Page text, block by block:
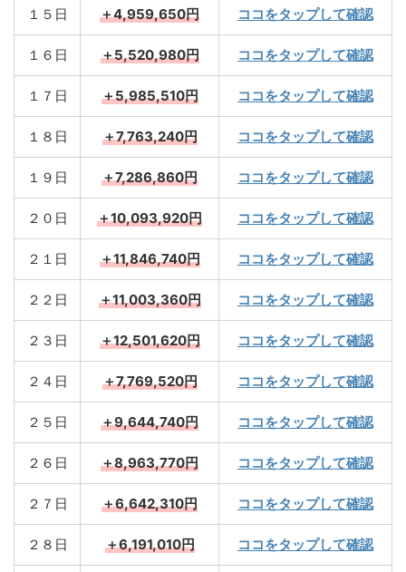
１５日 ＋4,959,650円 ココをタップして確認
１６日 ＋5,520,980円 ココをタップして確認
１７日 ＋5,985,510円 ココをタップして確認
１８日 ＋7,763,240円 ココをタップして確認
１９日 ＋7,286,860円 ココをタップして確認
２０日 ＋10,093,920円 ココをタップして確認
２１日 ＋11,846,740円 ココをタップして確認
２２日 ＋11,003,360円 ココをタップして確認
２３日 ＋12,501,620円 ココをタップして確認
２４日 ＋7,769,520円 ココをタップして確認
２５日 ＋9,644,740円 ココをタップして確認
２６日 ＋8,963,770円 ココをタップして確認
２７日 ＋6,642,310円 ココをタップして確認
２８日 ＋6,191,010円 ココをタップして確認